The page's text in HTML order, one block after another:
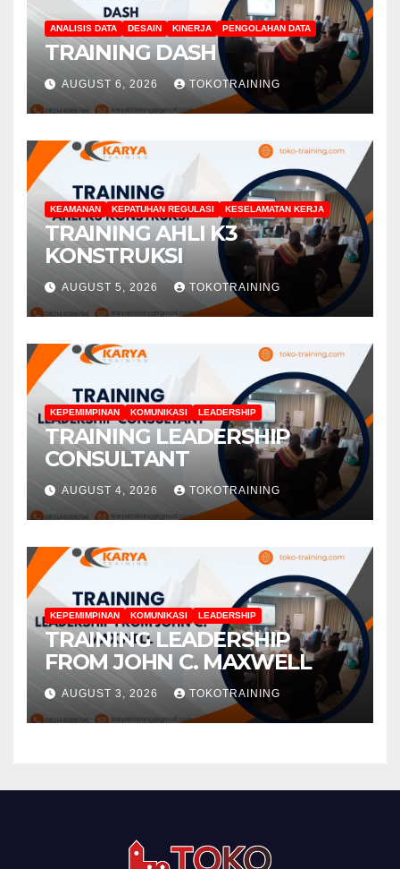
ANALISIS DATA DESAIN KINERJA PENGOLAHAN DATA
TRAINING DASH
AUGUST 6, 2026 TOKOTRAINING
KEAMANAN KEPATUHAN REGULASI KESELAMATAN KERJA
TRAINING AHLI K3
KONSTRUKSI
AUGUST 5, 2026 TOKOTRAINING
KEPEMIMPINAN KOMUNIKASI LEADERSHIP
TRAINING LEADERSHIP
CONSULTANT
AUGUST 4, 2026 TOKOTRAINING
KEPEMIMPINAN KOMUNIKASI LEADERSHIP
TRAINING LEADERSHIP
FROM JOHN C. MAXWELL
AUGUST 3, 2026 TOKOTRAINING